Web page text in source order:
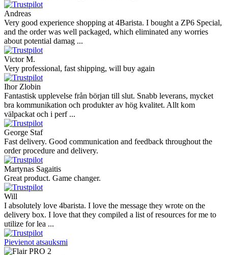
Andreas
Very good experience shopping at 4Barista. I bought a ZP6 Special,
and the order was well packaged, which eliminated any worries
about potential damag ...
Victor M.
Very professional, fast shipping, will buy again
Ihor Zlobin
Fantastisk upplevelse från början till slut. Snabb leverans, mycket
bra kommunikation och produkter av hög kvalitet. Allt kom
välpackat och i perf ...
George Staf
Fast delivery. Good communication and feedback throughout the
order procedure and delivery.
Martynas Sagaitis
Great product. Game changer.
Will
I absolutely love 4barista. I love the message they wrote on the
delivery box. I love that they compiled a list of resources for me to
utilize for lea ...
Pievienot atsauksmi